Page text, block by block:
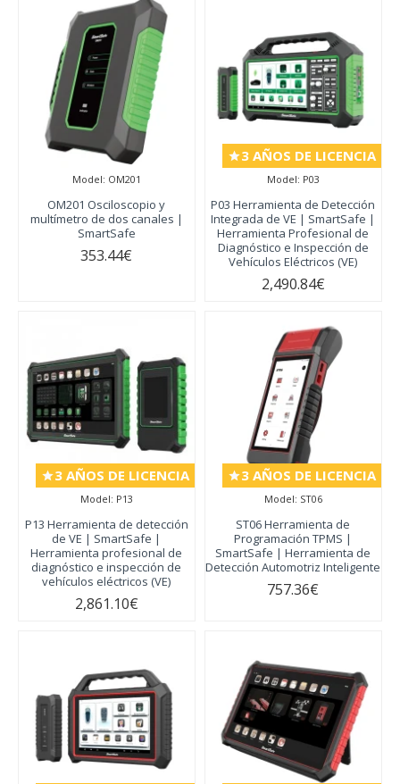
Model: OM201
OM201 Osciloscopio y
multímetro de dos canales |
SmartSafe
353.44€
3 AÑOS DE LICENCIA
Model: P03
P03 Herramienta de Detección
Integrada de VE | SmartSafe |
Herramienta Profesional de
Diagnóstico e Inspección de
Vehículos Eléctricos (VE)
2,490.84€
3 AÑOS DE LICENCIA
Model: P13
P13 Herramienta de detección
de VE | SmartSafe |
Herramienta profesional de
diagnóstico e inspección de
vehículos eléctricos (VE)
2,861.10€
3 AÑOS DE LICENCIA
Model: ST06
ST06 Herramienta de
Programación TPMS |
SmartSafe | Herramienta de
Detección Automotriz Inteligente
757.36€